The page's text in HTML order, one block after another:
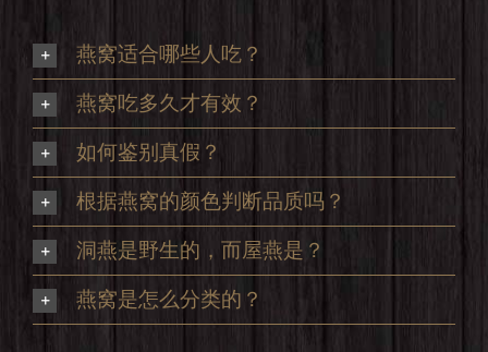
燕窝适合哪些人吃？
燕窝吃多久才有效？
如何鉴别真假？
根据燕窝的颜色判断品质吗？
洞燕是野生的，而屋燕是？
燕窝是怎么分类的？